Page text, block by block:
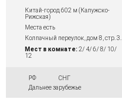
Китай-город 602 м (Калужско-
Рижская)
Места есть
Колпачный переулок, дом 8, стр. 3.
Мест в комнате: 2/ 4/ 6/ 8/ 10/
12
РФ
СНГ
Дальнее зарубежье